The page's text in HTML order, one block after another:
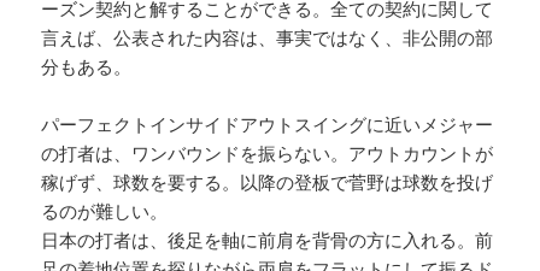
ーズン契約と解することができる。全ての契約に関して
言えば、公表された内容は、事実ではなく、非公開の部
分もある。
パーフェクトインサイドアウトスイングに近いメジャー
の打者は、ワンバウンドを振らない。アウトカウントが
稼げず、球数を要する。以降の登板で菅野は球数を投げ
るのが難しい。
日本の打者は、後足を軸に前肩を背骨の方に入れる。前